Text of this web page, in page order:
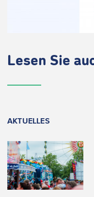
Lesen Sie
AKTUELLES